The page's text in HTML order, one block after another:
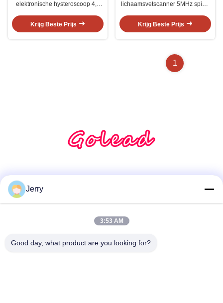
elektronische hysteroscoop 4,8
endoscopische procedures
Krijg Beste Prijs
lichaamsvetscanner 5MHz spier-
app
Krijg Beste Prijs
1
Snel contact
Tel.
Jerry
3:53 AM
Good day, what product are you looking for?